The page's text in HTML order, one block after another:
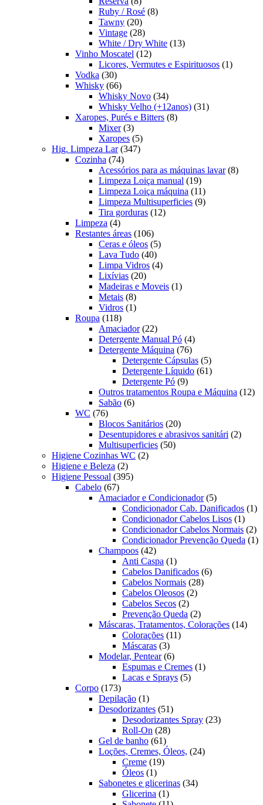
produtos
Ruby / Rosé 88
Tawny 2020
produtos
Vintage 2828
produtos
White / Dry White 1313
Vinho Moscatel 1212
produtos
Licores, Vermutes e Espirituosos 11
Vodka 3030
produtos
Whisky 6666
produtos
Whisky Novo 3434
produtos
Whisky Velho (+12anos) 3131
Xaropes, Purés e Bitters 88
Mixer 33
produtos
Xaropes 55
produtos
Hig. Limpeza Lar 347347
Cozinha 7474
produtos
Acessórios para as máquinas lavar 88
Limpeza Loiça manual 1919
produtos
Limpeza Loiça máquina 1111
produtos
Limpeza Multisuperficies 99
Tira gorduras 1212
Limpeza 44
produtos
Restantes áreas 106106
produtos
Ceras e óleos 55
Lava Tudo 4040
produtos
Limpa Vidros 44
Lixívias 2020
produtos
Madeiras e Moveis 11
Metais 88
produtos
Vidros 11
Roupa 118118
produtos
Amaciador 2222
produtos
Detergente Manual Pó 44
produtos
Detergente Máquina 7676
produtos
Detergente Cápsulas 55
produtos
Detergente Líquido 6161
Detergente Pó 99
produtos
Outros tratamentos Roupa e Máquina 1212
Sabão 66
WC 7676
produtos
Blocos Sanitários 2020
produtos
Desentupidores e abrasivos sanitári 22
Multisuperficies 5050
Higiene Cozinhas WC 22
Higiene e Beleza 22
produtos
Higiene Pessoal 395395
Cabelo 6767
produtos
Amaciador e Condicionador 55
produtos
Condicionador Cab. Danificados 11
Condicionador Cabelos Lisos 11
Condicionador Cabelos Normais 22
Condicionador Prevenção Queda 11
Champoos 4242
produtos
Anti Caspa 11
produto
Cabelos Danificados 66
Cabelos Normais 2828
Cabelos Oleosos 22
Cabelos Secos 22
produtos
Prevenção Queda 22
produtos
Máscaras, Tratamentos, Colorações 1414
Colorações 1111
Máscaras 33
produtos
Modelar, Pentear 66
produtos
Espumas e Cremes 11
Lacas e Sprays 55
Corpo 173173
produtos
Depilação 11
produto
Desodorizantes 5151
produtos
Desodorizantes Spray 2323
Roll-On 2828
Gel de banho 6161
produtos
Loções, Cremes, Óleos, 2424
Creme 1919
Óleos 11
produto
Sabonetes e glicerinas 3434
Glicerina 11